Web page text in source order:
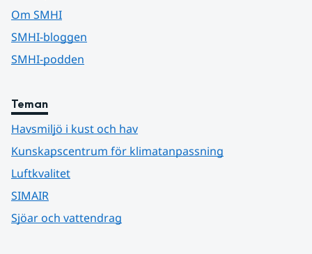
Om SMHI
SMHI-bloggen
SMHI-podden
Teman
Havsmiljö i kust och hav
Kunskapscentrum för klimatanpassning
Luftkvalitet
SIMAIR
Sjöar och vattendrag